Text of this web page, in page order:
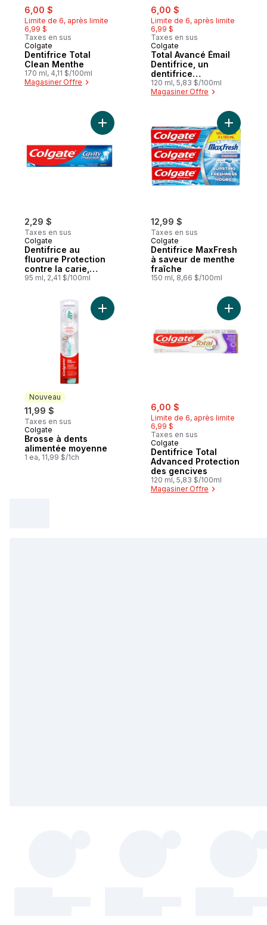
sale:
6,00 $
Limite de 6, après limite
6,99 $
Taxes en sus
Colgate
Dentifrice Total
Clean Menthe
170 ml, 4,11 $/100ml
Magasiner Offre
sale:
6,00 $
Limite de 6, après limite
6,99 $
Taxes en sus
Colgate
Total Avancé Émail
Dentifrice, un
dentifrice
blanchissant
multiavantages qui
sensibles pour un
120 ml, 5,83 $/100ml
Magasiner Offre
2,29 $
Taxes en sus
Colgate
Dentifrice au
fluorure Protection
contre la carie,
format voyage,
95 ml, 2,41 $/100ml
Ajouter Dentifrice au fluorure Protection
12,99 $
Taxes en sus
Colgate
Dentifrice MaxFresh
à saveur de menthe
fraîche
150 ml, 8,66 $/100ml
Ajouter
Nouveau
11,99 $
Taxes en sus
Nouveau
Colgate
Brosse à dents
alimentée moyenne
1 ea, 11,99 $/1ch
Ajouter Brosse à dents alimentée
sale:
6,00 $
Limite de 6, après limite
6,99 $
Taxes en sus
Colgate
Dentifrice Total
Advanced Protection
des gencives
120 ml, 5,83 $/100ml
Magasiner Offre
Ajouter